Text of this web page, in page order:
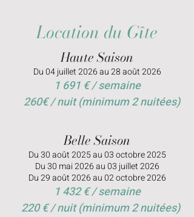
Location du Gîte
Haute Saison
Du 04 juillet 2026 au 28 août 2026
1 691 € / semaine
260€ / nuit (minimum 2 nuitées)
Belle Saison
Du 30 août 2025 au 03 octobre 2025
Du 30 mai 2026 au 03 juillet 2026
Du 29 août 2026 au 02 octobre 2026
1 432 € / semaine
220 € / nuit (minimum 2 nuitées)